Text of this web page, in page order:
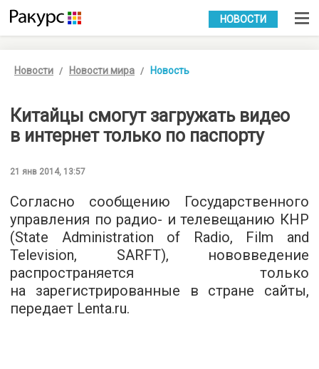
УКР РУС
НОВОСТИ
Новости Новости мира Новость
Китайцы смогут загружать видео
в интернет только по паспорту
21 янв 2014, 13:57
Согласно сообщению Государственного
управления по радио- и телевещанию КНР
(State Administration of Radio, Film and
Television, SARFT), нововведение
распространяется только
на зарегистрированные в стране сайты,
передает Lenta.ru.